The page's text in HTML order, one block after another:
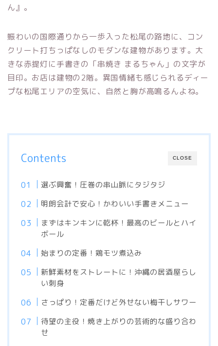
ん』。
賑わいの国際通りから一歩入った松尾の路地に、コン
クリート打ちっぱなしのモダンな建物があります。大
きな赤提灯に手書きの「串焼き まるちゃん」の文字が
目印。お店は建物の2階。異国情緒も感じられるディー
プな松尾エリアの空気に、自然と胸が高鳴るんよね。
CLOSE
Contents
選ぶ興奮！圧巻の串山脈にタジタジ
明朗会計で安心！かわいい手書きメニュー
まずはキンキンに乾杯！最高のビールとハイ
ボール
始まりの定番！鶏モツ煮込み
新鮮素材をストレートに！沖縄の居酒屋らし
い刺身
さっぱり！定番だけど外せない梅干しサワー
待望の主役！焼き上がりの芸術的な盛り合わ
せ